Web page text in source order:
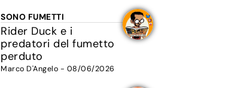
SONO FUMETTI
Rider Duck e i
predatori del fumetto
perduto
Marco D'Angelo - 08/06/2026